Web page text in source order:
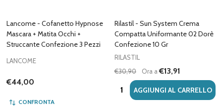
Lancome - Cofanetto Hypnose
Mascara + Matita Occhi +
Struccante Confezione 3 Pezzi
LANCOME
€44,00
CONFRONTA
Rilastil - Sun System Crema
Compatta Uniformante 02 Dorè
Confezione 10 Gr
RILASTIL
€30,90
Ora a€13,91
Quantità:AGGIUNGI AL CARRELLO